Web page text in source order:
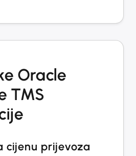
Oracle
TMS
cijenu prijevoza